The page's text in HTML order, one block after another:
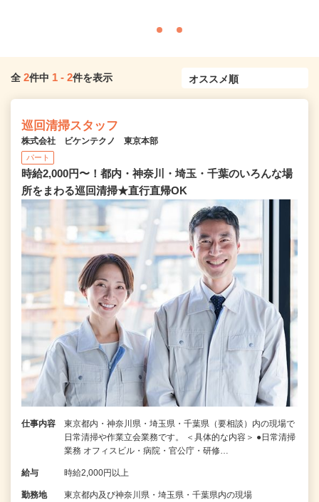
全 2件中 1 - 2件を表示
巡回清掃スタッフ
株式会社 ビケンテクノ 東京本部
パート
時給2,000円〜！都内・神奈川・埼玉・千葉のいろんな場
所をまわる巡回清掃★直行直帰OK
仕事内容
東京都内・神奈川県・埼玉県・千葉県（要相談）内の現場で
日常清掃や作業立会業務です。 ＜具体的な内容＞ ●日常清掃
業務 オフィスビル・病院・官公庁・研修…
給与 時給2,000円以上
勤務地 東京都内及び神奈川県・埼玉県・千葉県内の現場